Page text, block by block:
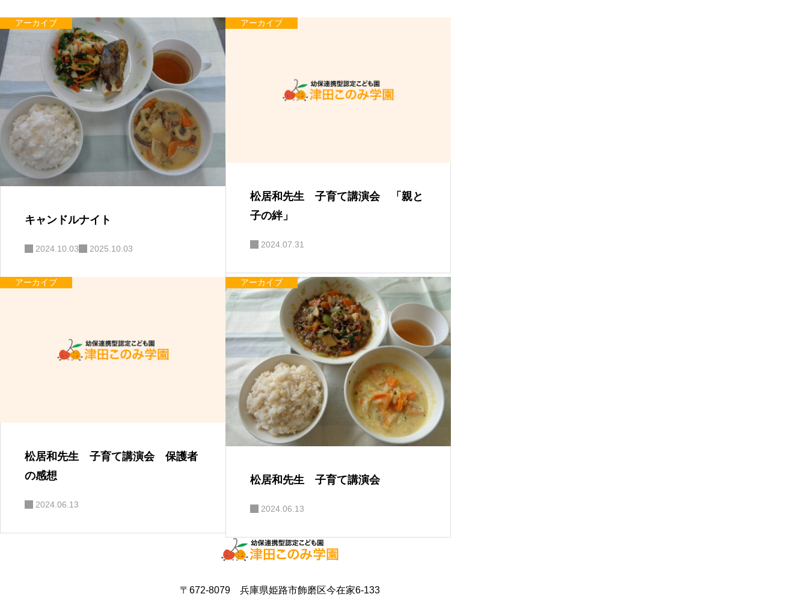
アーカイブ
キャンドルナイト
2024.10.03 2025.10.03
アーカイブ
松居和先生 子育て講演会 「親と
子の絆」
2024.07.31
アーカイブ
松居和先生 子育て講演会 保護者
の感想
2024.06.13
アーカイブ
松居和先生 子育て講演会
2024.06.13
〒672-8079 兵庫県姫路市飾磨区今在家6-133